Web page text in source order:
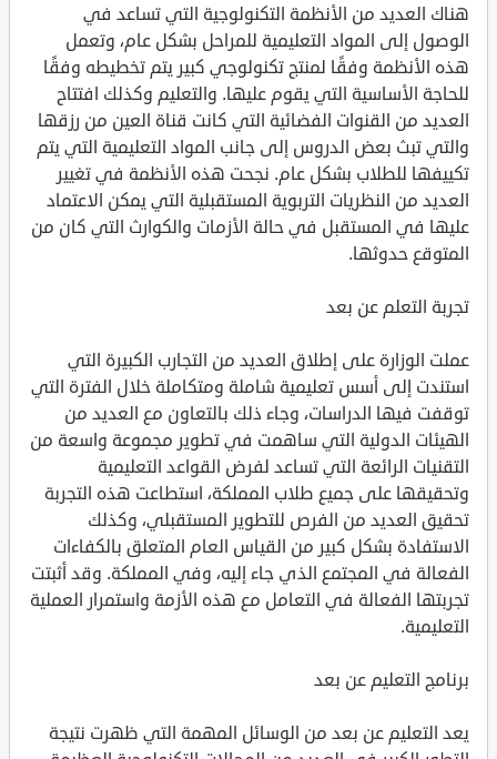
هناك العديد من الأنظمة التكنولوجية التي تساعد في
الوصول إلى المواد التعليمية للمراحل بشكل عام، وتعمل
هذه الأنظمة وفقًا لمنتج تكنولوجي كبير يتم تخطيطه وفقًا
للحاجة الأساسية التي يقوم عليها. والتعليم وكذلك افتتاح
العديد من القنوات الفضائية التي كانت قناة العين من رزقها
والتي تبث بعض الدروس إلى جانب المواد التعليمية التي يتم
تكييفها للطلاب بشكل عام. نجحت هذه الأنظمة في تغيير
العديد من النظريات التربوية المستقبلية التي يمكن الاعتماد
عليها في المستقبل في حالة الأزمات والكوارث التي كان من
المتوقع حدوثها.
تجربة التعلم عن بعد
عملت الوزارة على إطلاق العديد من التجارب الكبيرة التي
استندت إلى أسس تعليمية شاملة ومتكاملة خلال الفترة التي
توقفت فيها الدراسات، وجاء ذلك بالتعاون مع العديد من
الهيئات الدولية التي ساهمت في تطوير مجموعة واسعة من
التقنيات الرائعة التي تساعد لفرض القواعد التعليمية
وتحقيقها على جميع طلاب المملكة، استطاعت هذه التجربة
تحقيق العديد من الفرص للتطوير المستقبلي، وكذلك
الاستفادة بشكل كبير من القياس العام المتعلق بالكفاءات
الفعالة في المجتمع الذي جاء إليه، وفي المملكة. وقد أثبتت
تجربتها الفعالة في التعامل مع هذه الأزمة واستمرار العملية
التعليمية.
برنامج التعليم عن بعد
يعد التعليم عن بعد من الوسائل المهمة التي ظهرت نتيجة